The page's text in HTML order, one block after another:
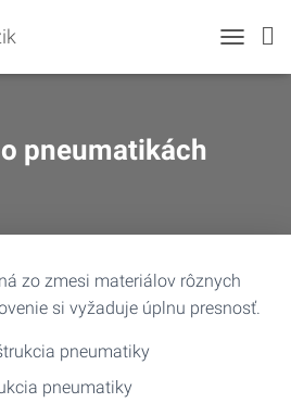
pneumatikách
zo zmesi materiálov rôznych
si vyžaduje úplnu presnosť.
pneumatiky